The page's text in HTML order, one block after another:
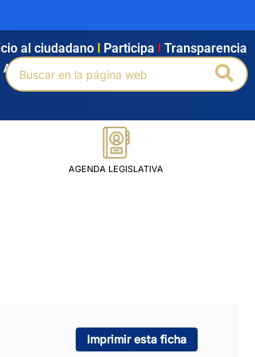
Agendamiento Intranet Búsqueda avanzada
al ciudadano Participa Transparencia
Buscar
por:
AGENDA LEGISLATIVA
Imprimir esta ficha